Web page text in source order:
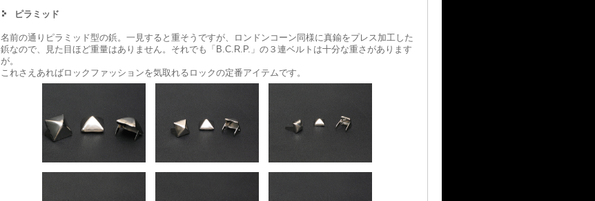
ピラミッド
名前の通りピラミッド型の鋲。一見すると重そうですが、ロンドンコーン同様に真鍮をプレス加工した
鋲なので、見た目ほど重量はありません。それでも「B.C.R.P.」の３連ベルトは十分な重さがあります
が。
これさえあればロックファッションを気取れるロックの定番アイテムです。